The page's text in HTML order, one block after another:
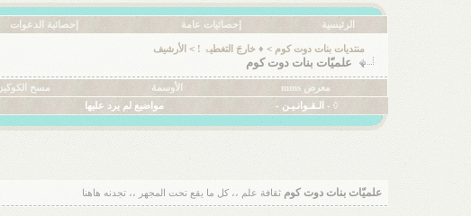
الرئيسية إحصائيات عامة إحصائية الدعوات
منتديات بنات دوت كوم > ♦ خارجَ التغطيۃ ! > الأرشيف
علميّات بنات دوت كوم
معرض mms الأوسمة مسح الكوكيز
◊ - الـقـوانـيـن -
مواضيع لم يرد عليها
علميّات بنات دوت كوم ثقافة علم ،، كل ما يقع تحت المجهر ،، تجدنه هاهنا